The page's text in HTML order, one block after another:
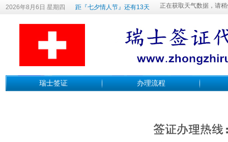
2026年8月6日 星期四 距『七夕情人节』还有13天
瑞士签证 办理流程